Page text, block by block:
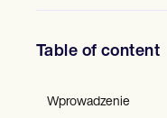
Porównanie
Kody ICD
Table of content
Wprowadzenie